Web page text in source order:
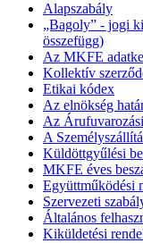
Alapszabály
„Bagoly” - jogi
összefügg)
Az MKFE
Kollektív
Etikai kódex
Az elnökség
Az
A
Küldöttgyűlési
MKFE éves
Együttműködési
Szervezeti
Általános
Kiküldetési